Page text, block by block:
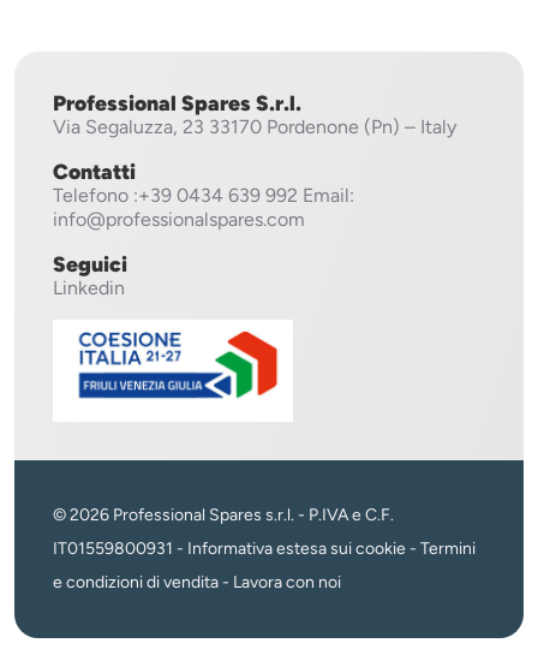
Professional Spares S.r.l.
Via Segaluzza, 23 33170 Pordenone (Pn) – Italy
Contatti
Telefono :+39 0434 639 992 Email:
info@professionalspares.com
Seguici
Linkedin
© 2026 Professional Spares s.r.l. - P.IVA e C.F.
IT01559800931 - Informativa estesa sui cookie - Termini
e condizioni di vendita- Lavora con noi